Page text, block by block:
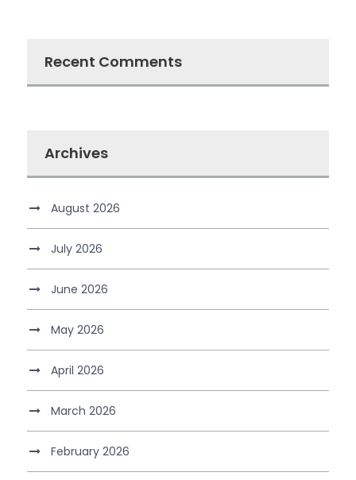
Recent Comments
Archives
August 2026
July 2026
June 2026
May 2026
April 2026
March 2026
February 2026